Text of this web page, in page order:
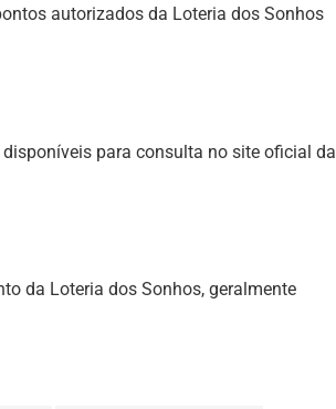
autorizados da Loteria dos Sonhos
para consulta no site oficial da
da Loteria dos Sonhos, geralmente